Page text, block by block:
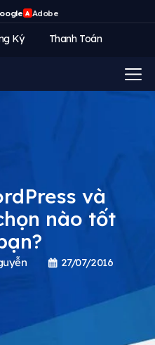
A Adobe
Ký Thanh Toán
và
nào tốt
27/07/2016